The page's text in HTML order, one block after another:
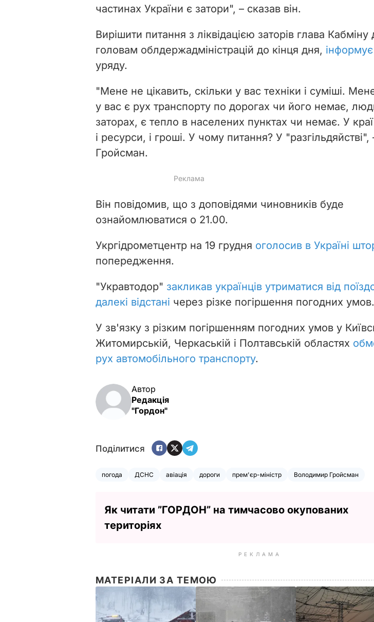
d
e
o
частинах України є затори", – сказав він.
Вирішити питання з ліквідацією заторів глава
головам облдержадміністрацій до кінця дня, інформує
уряду.
"Мене не цікавить, скільки у вас техніки і суміші.
у вас є рух транспорту по дорогах чи його немає,
заторах, є тепло в населених пунктах чи немає. У
і ресурси, і гроші. У чому питання? У "разгільдяйстві",
Гройсман.
Він повідомив, що з доповідями чиновників буде
ознайомлюватися о 21.00.
Укргідрометцентр на 19 грудня оголосив в Україні
попередження.
"Укравтодор" закликав українців утриматися від
далекі відстані через різке погіршення погодних умов.
У зв'язку з різким погіршенням погодних умов у
Житомирській, Черкаській і Полтавській областях
рух автомобільного транспорту.
Автор
Редакція
"Гордон"
Поділитися
погода ДСНС авіація дороги прем'єр-міністр Володимир Гройсман
Як читати ”ГОРДОН” на тимчасово окупованих
територіях
РЕКЛАМА
МАТЕРІАЛИ ЗА ТЕМОЮ